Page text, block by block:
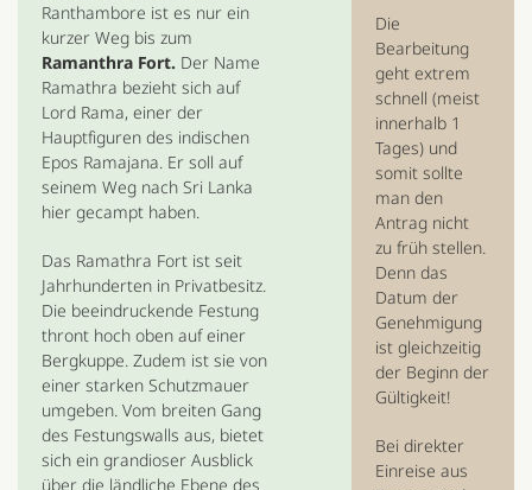
Ranthambore ist es nur ein
kurzer Weg bis zum
Ramanthra Fort. Der Name
Ramathra bezieht sich auf
Lord Rama, einer der
Hauptfiguren des indischen
Epos Ramajana. Er soll auf
seinem Weg nach Sri Lanka
hier gecampt haben.
Das Ramathra Fort ist seit
Jahrhunderten in Privatbesitz.
Die beeindruckende Festung
thront hoch oben auf einer
Bergkuppe. Zudem ist sie von
einer starken Schutzmauer
umgeben. Vom breiten Gang
des Festungswalls aus, bietet
sich ein grandioser Ausblick
über die ländliche Ebene des
Die
Bearbeitung
geht extrem
schnell (meist
innerhalb 1
Tages) und
somit sollte
man den
Antrag nicht
zu früh stellen.
Denn das
Datum der
Genehmigung
ist gleichzeitig
der Beginn der
Gültigkeit!
Bei direkter
Einreise aus